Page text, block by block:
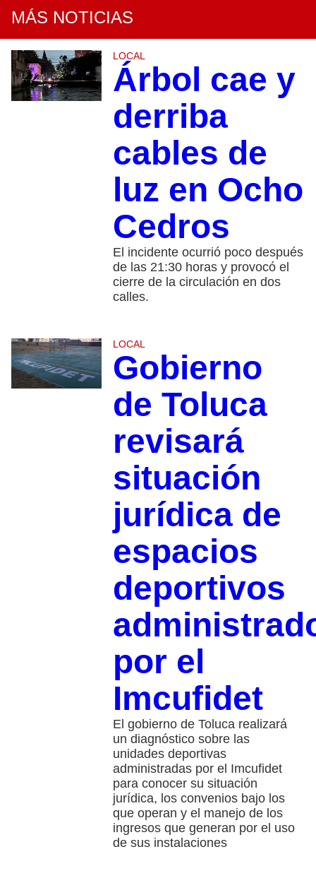
MÁS NOTICIAS
LOCAL
Árbol cae y
derriba
cables de
luz en Ocho
Cedros
El incidente ocurrió poco después
de las 21:30 horas y provocó el
cierre de la circulación en dos
calles.
LOCAL
Gobierno
de Toluca
revisará
situación
jurídica de
espacios
deportivos
por el
Imcufidet
El gobierno de Toluca realizará
un diagnóstico sobre las
unidades deportivas
administradas por el Imcufidet
para conocer su situación
jurídica, los convenios bajo los
que operan y el manejo de los
ingresos que generan por el uso
de sus instalaciones